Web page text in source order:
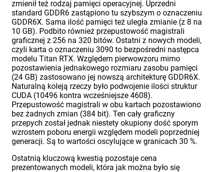
zmienił też rodzaj pamięci operacyjnej. Uprzedni
standard GDDR6 zastąpiono tu szybszym o oznaczeniu
GDDR6X. Sama ilość pamięci też uległa zmianie (z 8 na
10 GB). Podbito również przepustowość magistrali
graficznej z 256 na 320 bitów. Ostatni z nowych modeli,
czyli karta o oznaczeniu 3090 to bezpośredni następca
modelu Titan RTX. Względem pierwowzoru mimo
pozostawienia jednakowego rozmiaru zasobu pamięci
(24 GB) zastosowano jej nowszą architekturę GDDR6X.
Naturalną koleją rzeczy było podwojenie ilości struktur
CUDA (10496 kontra wcześniejsze 4608).
Przepustowość magistrali w obu kartach pozostawiono
bez żadnych zmian (384 bit). Ten cały graficzny
przepych został jednak niestety okupiony dość sporym
wzrostem poboru energii względem modeli poprzedniej
generacji. Są to wartości oscylujące w granicach 30 %.
Ostatnią kluczową kwestią pozostaje cena
prezentowanych modeli, która jak można było się